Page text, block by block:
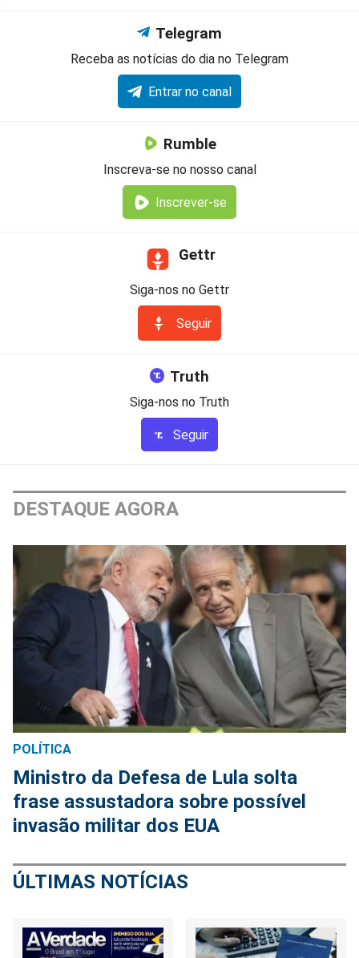
Telegram
Receba as notícias do dia no Telegram
Entrar no canal
Rumble
Inscreva-se no nosso canal
Inscrever-se
Gettr
Siga-nos no Gettr
Seguir
Truth
Siga-nos no Truth
Seguir
DESTAQUE AGORA
POLÍTICA
Ministro da Defesa de Lula solta
frase assustadora sobre possível
invasão militar dos EUA
ÚLTIMAS NOTÍCIAS